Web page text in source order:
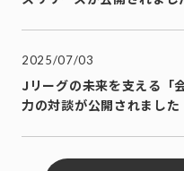
2025/07/03
Jリーグの未来を支える「
力の対談が公開されました